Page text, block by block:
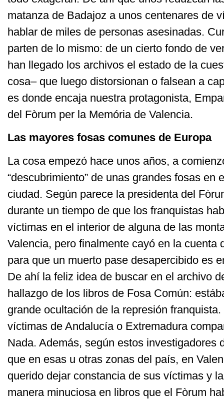
matanza de Badajoz a unos centenares de
hablar de miles de personas asesinadas.
parten de lo mismo: de un cierto fondo de
han llegado los archivos el estado de la
cosa– que luego distorsionan o falsean a
es donde encaja nuestra protagonista,
del Fòrum per la Memória de Valencia.
Las mayores fosas comunes de Europa
La cosa empezó hace unos años, a
“descubrimiento” de unas grandes fosas en
ciudad. Según parece la presidenta del
durante un tiempo de que los franquistas
víctimas en el interior de alguna de las
Valencia, pero finalmente cayó en la cuenta
para que un muerto pase desapercibido es
De ahí la feliz idea de buscar en el archivo
hallazgo de los libros de Fosa Común:
grande ocultación de la represión
víctimas de Andalucía o Extremadura
Nada. Además, según estos investigadores
que en esas u otras zonas del país, en
querido dejar constancia de sus víctimas y
manera minuciosa en libros que el Fòrum